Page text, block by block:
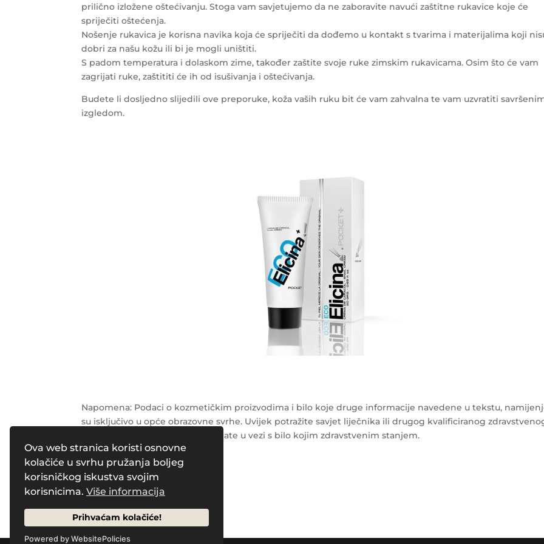
Ova web stranica koristi osnovne
kolačiće u svrhu pružanja boljeg
korisničkog iskustva svojim
korisnicima. Više informacija
Prihvaćam kolačiće!
Powered by WebsitePolicies
prilično izložene oštećivanju. Stoga vam savjetujemo da ne zaboravite navući zaštitne rukavice koje će
spriječiti oštećenja.
Nošenje rukavica je korisna navika koja će spriječiti da dođemo u kontakt s tvarima i materijalima koji
dobri za našu kožu ili bi je mogli uništiti.
S padom temperatura i dolaskom zime, također zaštite svoje ruke zimskim rukavicama. Osim što će vam
zagrijati ruke, zaštititi će ih od isušivanja i oštećivanja.
Budete li dosljedno slijedili ove preporuke, koža vaših ruku bit će vam zahvalna te vam uzvratiti
izgledom.
Napomena: Podaci o kozmetičkim proizvodima i bilo koje druge informacije navedene u tekstu,
su isključivo u opće obrazovne svrhe. Uvijek potražite savjet liječnika ili drugog kvalificiranog
radnika o svim pitanjima koja imate u vezi s bilo kojim zdravstvenim stanjem.
Powered byPleasure Magazines